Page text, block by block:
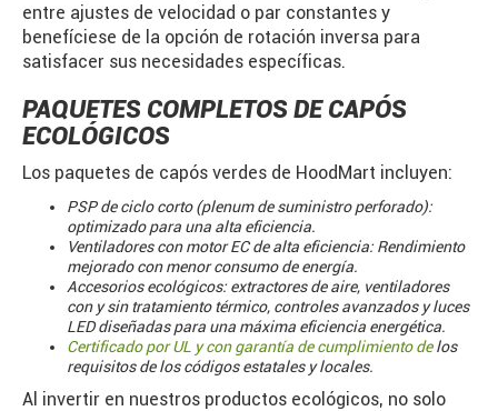
entre ajustes de velocidad o par constantes y
benefíciese de la opción de rotación inversa para
satisfacer sus necesidades específicas.
PAQUETES COMPLETOS DE CAPÓS
ECOLÓGICOS
Los paquetes de capós verdes de HoodMart incluyen:
PSP de ciclo corto (plenum de suministro perforado):
optimizado para una alta eficiencia.
Ventiladores con motor EC de alta eficiencia: Rendimiento
mejorado con menor consumo de energía.
Accesorios ecológicos: extractores de aire, ventiladores
con y sin tratamiento térmico, controles avanzados y luces
LED diseñadas para una máxima eficiencia energética.
Certificado por UL y con garantía de cumplimiento delos
requisitos de los códigos estatales y locales.
Al invertir en nuestros productos ecológicos, no solo